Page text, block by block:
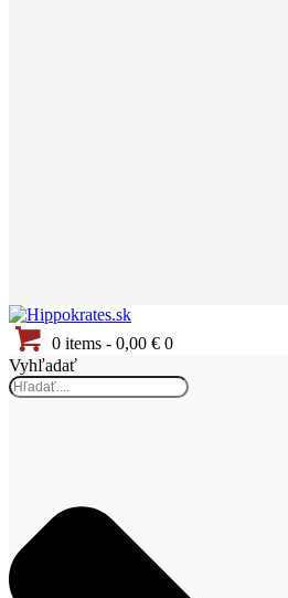
0 items - 0,00 € 0
Vyhľadať